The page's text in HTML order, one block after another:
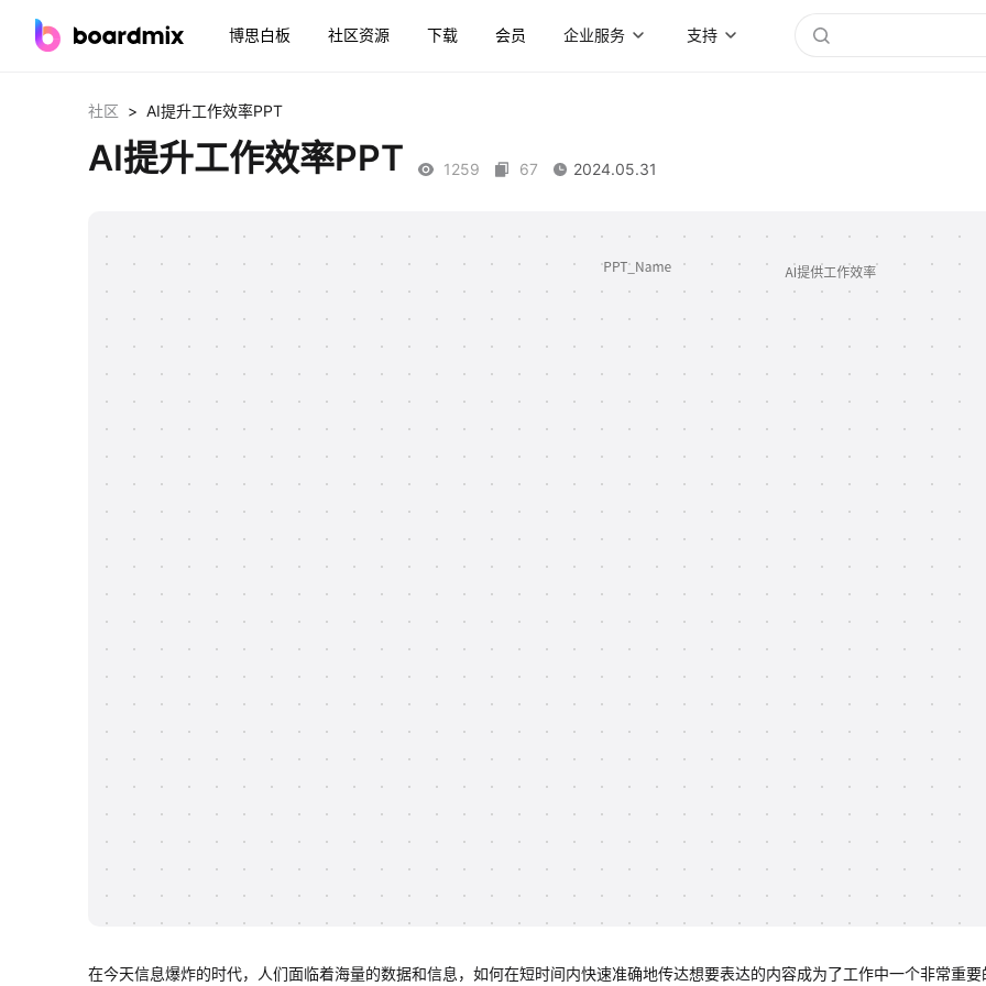
博思白板 社区资源 下载 会员 企业服务 支持
社区 > AI提升工作效率PPT
AI提升工作效率PPT 1259 67 2024.05.31
在今天信息爆炸的时代，人们面临着海量的数据和信息，如何在短时间内快速准确地传达想要表达的内容成为了工作中一个非常重要